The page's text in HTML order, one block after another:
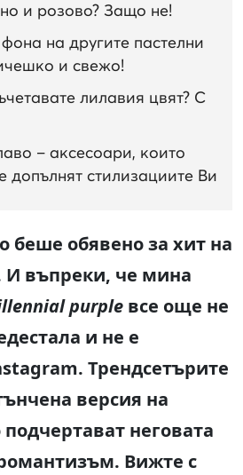
и розово? Защо не!
на другите пастелни
и свежо!
лилавия цвят? С
– аксесоари, които
допълнят стилизациите Ви
беше обявено за хит на
И въпреки, че мина
purple все още не
и не е
Трендсетърите
версия на
подчертават неговата
Вижте с